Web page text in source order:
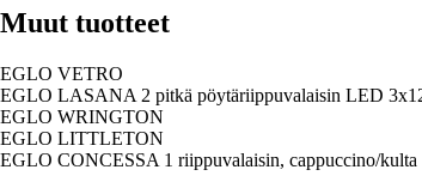
Muut tuotteet
EGLO VETRO
EGLO LASANA 2 pitkä pöytäriippuvalaisin LED
EGLO WRINGTON
EGLO LITTLETON
EGLO CONCESSA 1 riippuvalaisin, cappuccino/kulta